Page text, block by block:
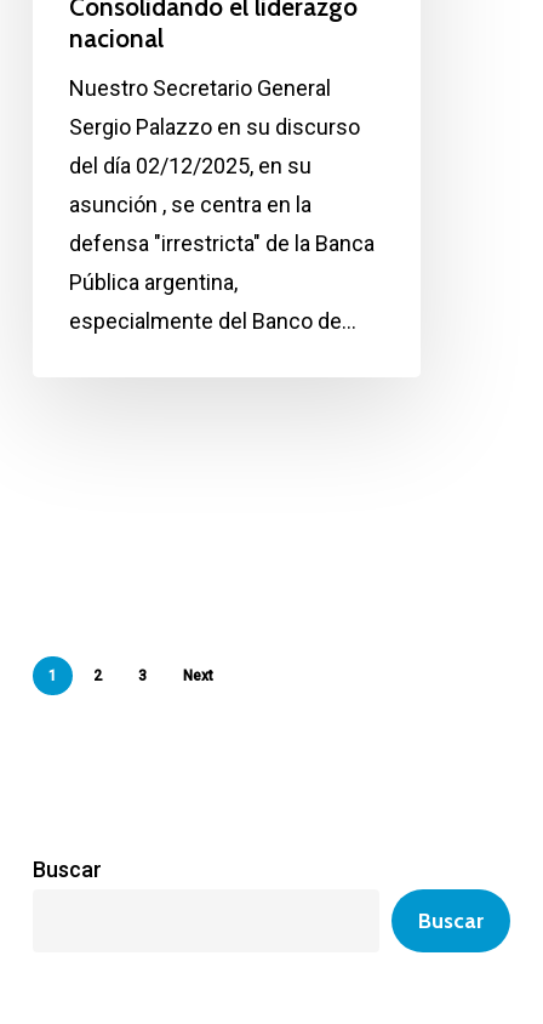
Consolidando el liderazgo
nacional
Nuestro Secretario General
Sergio Palazzo en su discurso
del día 02/12/2025, en su
asunción , se centra en la
defensa "irrestricta" de la Banca
Pública argentina,
especialmente del Banco de…
1 2 3 Next
Buscar
Buscar